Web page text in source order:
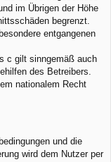
im Übrigen der Höhe
begrenzt.
entgangenen
c gilt sinngemäß auch
des Betreibers.
nationalem Recht
und die
wird dem Nutzer per